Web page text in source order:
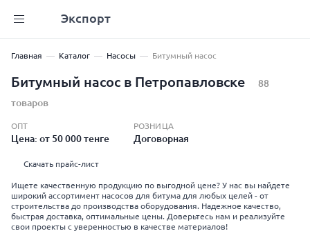
Экспорт
Главная Каталог Насосы Битумный насос
Битумный насос в Петропавловске
88
товаров
ОПТ
Цена: от 50 000 тенге
РОЗНИЦА
Договорная
Скачать прайс-лист
Ищете качественную продукцию по выгодной цене? У нас вы найдете
широкий ассортимент насосов для битума для любых целей - от
строительства до производства оборудования. Надежное качество,
быстрая доставка, оптимальные цены. Доверьтесь нам и реализуйте
свои проекты с уверенностью в качестве материалов!